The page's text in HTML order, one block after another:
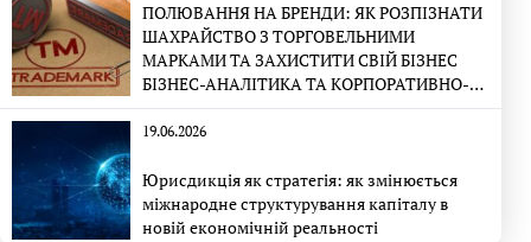
ПОЛЮВАННЯ НА БРЕНДИ: ЯК РОЗПІЗНАТИ
ШАХРАЙСТВО З ТОРГОВЕЛЬНИМИ
МАРКАМИ ТА ЗАХИСТИТИ СВІЙ БІЗНЕС
БІЗНЕС-АНАЛІТИКА ТА КОРПОРАТИВНО-
ПРАВОВА ЕКСПЕРТИЗА
19.06.2026
Юрисдикція як стратегія: як змінюється
міжнародне структурування капіталу в
новій економічній реальності